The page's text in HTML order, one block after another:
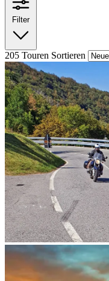
Filter
205 Touren Sortieren